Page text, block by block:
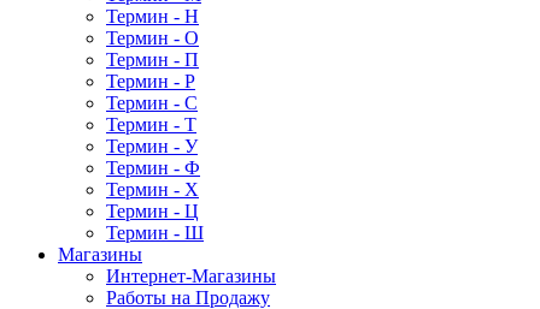
Термин - Н
Термин - О
Термин - П
Термин - Р
Термин - С
Термин - Т
Термин - У
Термин - Ф
Термин - Х
Термин - Ц
Термин - Ш
Магазины
Интернет-Магазины
Работы на Продажу